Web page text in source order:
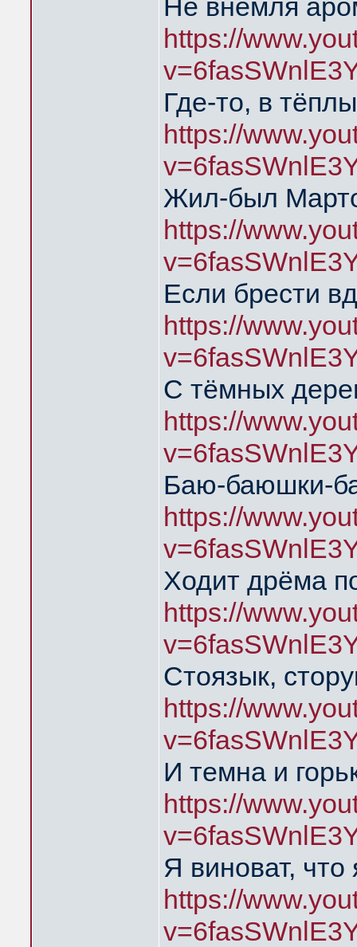
Не внемля
https://
Где-то, в
https://
Жил-был
https://
Если брести
https://
С тёмных
https://
Баю-баюшки-
https://
Ходит дрёма
https://
Стоязык,
https://
И темна и
https://
Я виноват,
https://